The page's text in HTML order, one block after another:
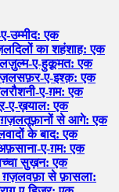
ए-उम्मीद: एक
दिलों का शहंशाह: एक
ज़ुल्म-ए-हुक़ूमत: एक
सफ़र-ए-इश्क़: एक
रौशनी-ए-ग़म: एक
ए-ख़याल: एक
ग़ज़लतूफ़ानों से आगे: एक
वादों के बाद: एक
ए-ग़म: एक
सुख़न: एक
ग़ज़लवफ़ा से फ़ासला: